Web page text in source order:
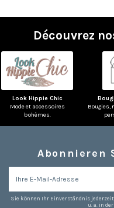
Découvrez
Look Hippie Chic
Mode et accessoires
bohèmes.
Bougies,
Abonnieren
Sie können Ihr Einverständnis
u. a. in